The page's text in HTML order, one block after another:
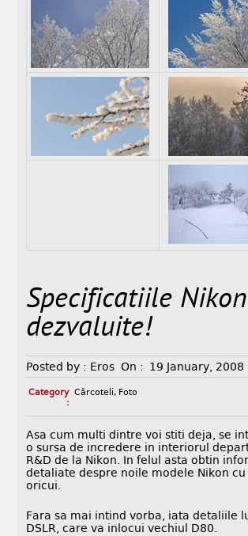
Specificatiile
dezvaluite!
Posted by : Eros On : 19 January, 2008
Category
:
Cârcoteli, Foto
Asa cum multi dintre voi stiti deja, se
o sursa de incredere in interiorul
R&D de la Nikon. In felul asta obtin
detaliate despre noile modele Nikon
oricui.
Fara sa mai intind vorba, iata detaliile
DSLR, care va inlocui vechiul D80.